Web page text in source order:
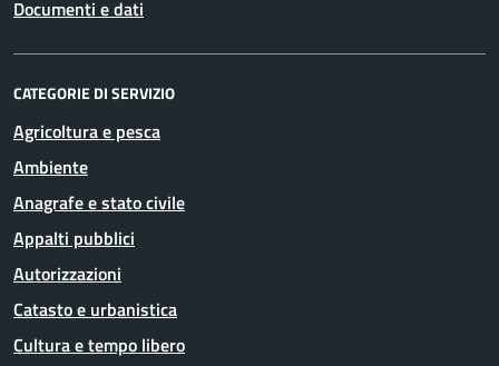
Documenti e dati
CATEGORIE DI SERVIZIO
Agricoltura e pesca
Ambiente
Anagrafe e stato civile
Appalti pubblici
Autorizzazioni
Catasto e urbanistica
Cultura e tempo libero